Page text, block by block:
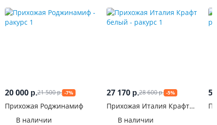
20 000 р.21 500р. -7%
Прихожая Роджинамиф
В наличии
27 170 р.28 600р. -5%
Прихожая Италия Крафт
В наличии
5